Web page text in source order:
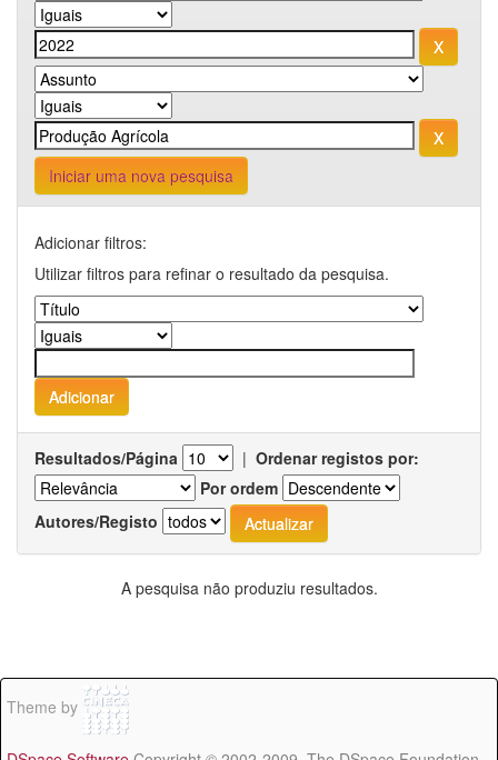
Iniciar uma nova pesquisa
Adicionar filtros:
Utilizar filtros para refinar o resultado da pesquisa.
Resultados/Página | Ordenar registos por:
Por ordem
Autores/Registo
A pesquisa não produziu resultados.
Theme by